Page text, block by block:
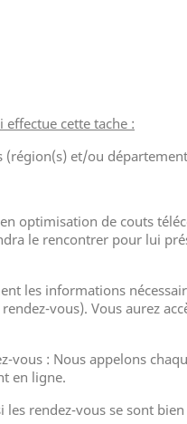
cette tache :
et/ou
optimisation de couts
le rencontrer pour lui
les informations
vous). Vous aurez
vous : Nous appelons
en ligne.
rendez-vous se sont bien